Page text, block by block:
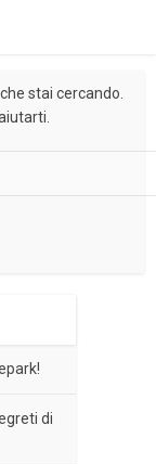
stai cercando.
di